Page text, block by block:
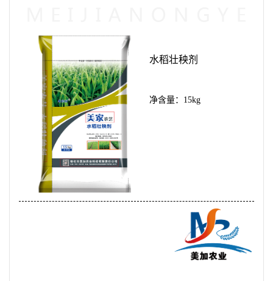
水稻壮秧剂
净含量：15kg